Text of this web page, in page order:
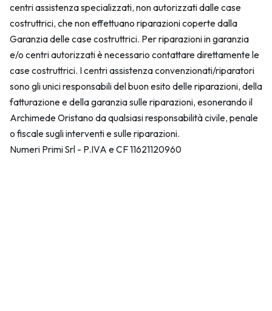
centri assistenza specializzati, non autorizzati dalle case
costruttrici, che non effettuano riparazioni coperte dalla
Garanzia delle case costruttrici. Per riparazioni in garanzia
e/o centri autorizzati è necessario contattare direttamente le
case costruttrici. I centri assistenza convenzionati/riparatori
sono gli unici responsabili del buon esito delle riparazioni, della
fatturazione e della garanzia sulle riparazioni, esonerando il
Archimede Oristano da qualsiasi responsabilità civile, penale
o fiscale sugli interventi e sulle riparazioni.
Numeri Primi Srl - P.IVA e CF 11621120960